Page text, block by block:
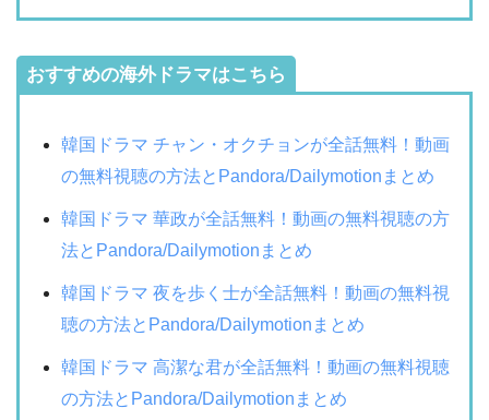
おすすめの海外ドラマはこちら
韓国ドラマ チャン・オクチョンが全話無料！動画
の無料視聴の方法とPandora/Dailymotionまとめ
韓国ドラマ 華政が全話無料！動画の無料視聴の方
法とPandora/Dailymotionまとめ
韓国ドラマ 夜を歩く士が全話無料！動画の無料視
聴の方法とPandora/Dailymotionまとめ
韓国ドラマ 高潔な君が全話無料！動画の無料視聴
の方法とPandora/Dailymotionまとめ